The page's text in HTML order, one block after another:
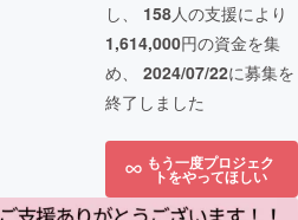
し、 158人の支援により
1,614,000円の資金を集
め、 2024/07/22に募集を
終了しました
もう一度プロジェク
トをやってほしい